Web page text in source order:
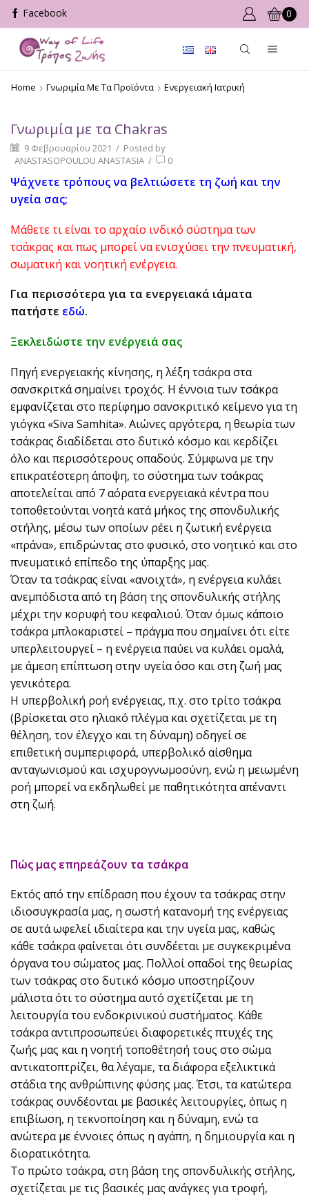
0
Home Γνωριμία Με Τα Προϊόντα Ενεργειακή Ιατρική
Γνωριμία με τα Chakras
9 Φεβρουαρίου 2021 / Posted by
ANASTASOPOULOU ANASTASIA / 0
Ψάχνετε τρόπους να βελτιώσετε τη ζωή και την
υγεία σας;
Μάθετε τι είναι το αρχαίο ινδικό σύστημα των
τσάκρας και πως μπορεί να ενισχύσει την πνευματική,
σωματική και νοητική ενέργεια.
Για περισσότερα για τα ενεργειακά ιάματα
πατήστε εδώ.
Ξεκλειδώστε την ενέργειά σας
Πηγή ενεργειακής κίνησης, η λέξη τσάκρα στα
σανσκριτκά σημαίνει τροχός. Η έννοια των τσάκρα
εμφανίζεται στο περίφημο σανσκριτικό κείμενο για τη
γιόγκα «Siva Samhita». Αιώνες αργότερα, η θεωρία των
τσάκρας διαδίδεται στο δυτικό κόσμο και κερδίζει
όλο και περισσότερους οπαδούς. Σύμφωνα με την
επικρατέστερη άποψη, το σύστημα των τσάκρας
αποτελείται από 7 αόρατα ενεργειακά κέντρα που
τοποθετούνται νοητά κατά μήκος της σπονδυλικής
στήλης, μέσω των οποίων ρέει η ζωτική ενέργεια
«πράνα», επιδρώντας στο φυσικό, στο νοητικό και στο
πνευματικό επίπεδο της ύπαρξης μας.
Όταν τα τσάκρας είναι «ανοιχτά», η ενέργεια κυλάει
ανεμπόδιστα από τη βάση της σπονδυλικής στήλης
μέχρι την κορυφή του κεφαλιού. Όταν όμως κάποιο
τσάκρα μπλοκαριστεί – πράγμα που σημαίνει ότι είτε
υπερλειτουργεί – η ενέργεια παύει να κυλάει ομαλά,
με άμεση επίπτωση στην υγεία όσο και στη ζωή μας
γενικότερα.
Η υπερβολική ροή ενέργειας, π.χ. στο τρίτο τσάκρα
(βρίσκεται στο ηλιακό πλέγμα και σχετίζεται με τη
θέληση, τον έλεγχο και τη δύναμη) οδηγεί σε
επιθετική συμπεριφορά, υπερβολικό αίσθημα
ανταγωνισμού και ισχυρογνωμοσύνη, ενώ η μειωμένη
ροή μπορεί να εκδηλωθεί με παθητικότητα απέναντι
στη ζωή.
Πώς μας επηρεάζουν τα τσάκρα
Εκτός από την επίδραση που έχουν τα τσάκρας στην
ιδιοσυγκρασία μας, η σωστή κατανομή της ενέργειας
σε αυτά ωφελεί ιδιαίτερα και την υγεία μας, καθώς
κάθε τσάκρα φαίνεται ότι συνδέεται με συγκεκριμένα
όργανα του σώματος μας. Πολλοί οπαδοί της θεωρίας
των τσάκρας στο δυτικό κόσμο υποστηρίζουν
μάλιστα ότι το σύστημα αυτό σχετίζεται με τη
λειτουργία του ενδοκρινικού συστήματος. Κάθε
τσάκρα αντιπροσωπεύει διαφορετικές πτυχές της
ζωής μας και η νοητή τοποθέτησή τους στο σώμα
αντικατοπτρίζει, θα λέγαμε, τα διάφορα εξελικτικά
στάδια της ανθρώπινης φύσης μας. Έτσι, τα κατώτερα
τσάκρας συνδέονται με βασικές λειτουργίες, όπως η
επιβίωση, η τεκνοποίηση και η δύναμη, ενώ τα
ανώτερα με έννοιες όπως η αγάπη, η δημιουργία και η
διορατικότητα.
Το πρώτο τσάκρα, στη βάση της σπονδυλικής στήλης,
σχετίζεται με τις βασικές μας ανάγκες για τροφή,